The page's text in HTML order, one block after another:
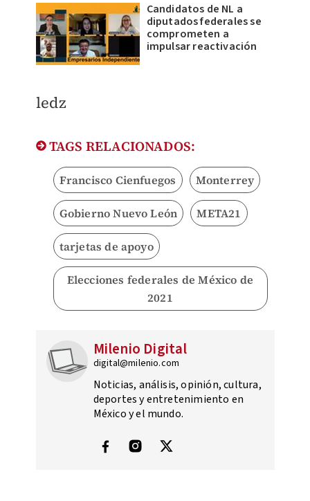
Candidatos de NL a
diputados federales se
comprometen a
impulsar reactivación
ledz
TAGS RELACIONADOS:
Francisco Cienfuegos Monterrey
Gobierno Nuevo León META21
tarjetas de apoyo
Elecciones federales de México de
2021
Milenio Digital
digital@milenio.com
Noticias, análisis, opinión, cultura,
deportes y entretenimiento en
México y el mundo.